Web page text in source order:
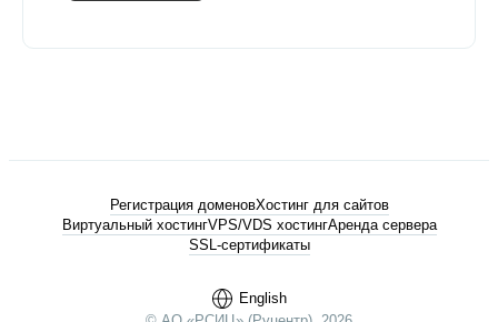
English
Регистрация доменовХостинг для сайтов
Виртуальный хостингVPS/VDS хостингАренда сервера
SSL-сертификаты